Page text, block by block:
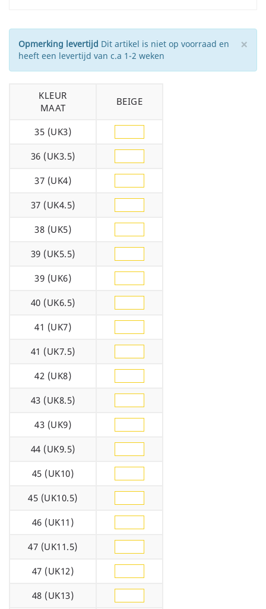
×
Opmerking levertijd Dit artikel is niet op voorraad en
heeft een levertijd van c.a 1-2 weken
KLEUR
MAAT
BEIGE
35 (UK3)
36 (UK3.5)
37 (UK4)
37 (UK4.5)
38 (UK5)
39 (UK5.5)
39 (UK6)
40 (UK6.5)
41 (UK7)
41 (UK7.5)
42 (UK8)
43 (UK8.5)
43 (UK9)
44 (UK9.5)
45 (UK10)
45 (UK10.5)
46 (UK11)
47 (UK11.5)
47 (UK12)
48 (UK13)